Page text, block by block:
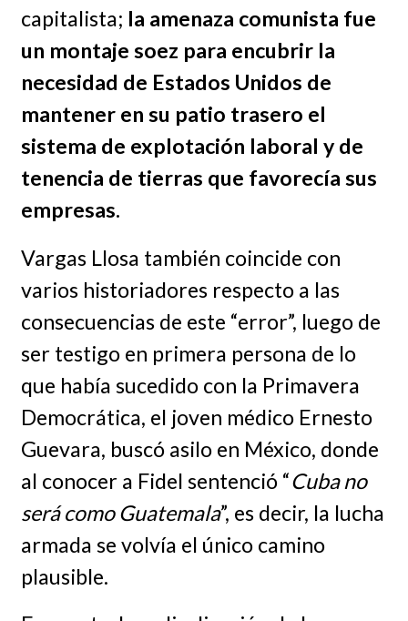
capitalista; la amenaza comunista fue
un montaje soez para encubrir la
necesidad de Estados Unidos de
mantener en su patio trasero el
sistema de explotación laboral y de
tenencia de tierras que favorecía sus
empresas.
Vargas Llosa también coincide con
varios historiadores respecto a las
consecuencias de este “error”, luego de
ser testigo en primera persona de lo
que había sucedido con la Primavera
Democrática, el joven médico Ernesto
Guevara, buscó asilo en México, donde
al conocer a Fidel sentenció “Cuba no
será como Guatemala”, es decir, la lucha
armada se volvía el único camino
plausible.